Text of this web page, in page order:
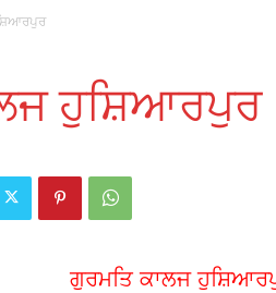
ਹੁਸ਼ਿਆਰਪੁਰ
ਗੁਰਮਤਿ ਕਾਲਜ